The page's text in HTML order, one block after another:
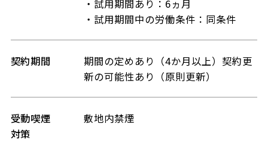
・試用期間あり：6ヵ月
・試用期間中の労働条件：同条件
契約期間
期間の定めあり（4か月以上）契約更
新の可能性あり（原則更新）
受動喫煙
対策
敷地内禁煙